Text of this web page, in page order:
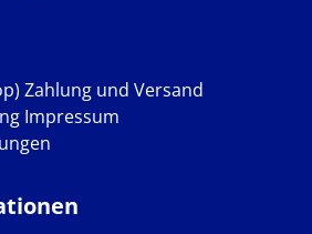
Zahlung und Versand
Impressum